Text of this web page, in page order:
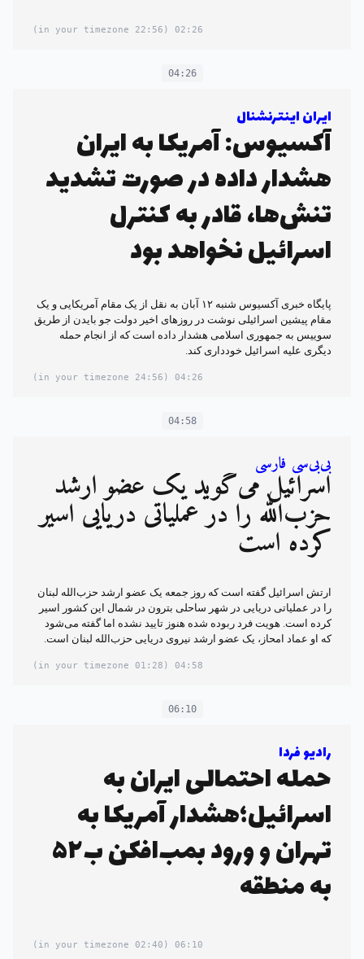
02:26
(22:56 in your timezone)
04:26
ایران اینترنشنال
آکسیوس: آمریکا به ایران
هشدار داده در صورت تشدید
تنش‌ها، قادر به کنترل
اسرائیل نخواهد بود
پایگاه خبری آکسیوس شنبه ۱۲ آبان به نقل از یک مقام آمریکایی و یک
مقام پیشین اسرائیلی نوشت در روزهای اخیر دولت جو بایدن از طریق
سوییس به جمهوری اسلامی هشدار داده است که از انجام حمله
دیگری علیه اسرائیل خودداری کند.
04:26
(24:56 in your timezone)
04:58
بی‌بی‌سی فارسی
اسرائیل می‌گوید یک عضو ارشد
حزب‌الله را در عملیاتی دریایی اسیر
کرده است
ارتش اسرائیل گفته است که روز جمعه یک عضو ارشد حزب‌الله لبنان
را در عملیاتی دریایی در شهر ساحلی بترون در شمال این کشور اسیر
کرده است. هویت فرد ربوده شده هنوز تایید نشده اما گفته می‌شود
که او عماد امحاز، یک عضو ارشد نیروی دریایی حزب‌الله لبنان است.
04:58
(01:28 in your timezone)
06:10
رادیو فردا
حمله احتمالی ایران به
اسرائیل؛هشدار آمریکا به
تهران و ورود بمب‌افکن ب۵۲
به منطقه
06:10
(02:40 in your timezone)